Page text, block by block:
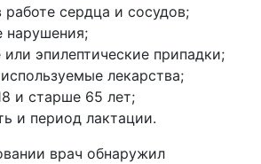
работе сердца и сосудов;
нарушения;
эпилептические припадки;
лекарства;
и старше 65 лет;
и период лактации.
врач обнаружил